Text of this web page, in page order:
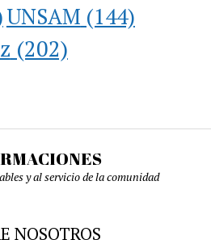
UNSAM (144)
(202)
y al servicio de la comunidad
NOSOTROS